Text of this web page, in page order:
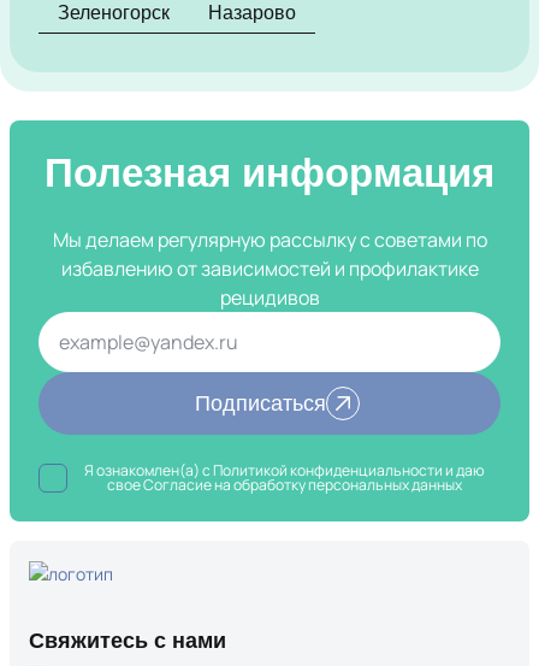
Зеленогорск
Назарово
Полезная информация
Мы делаем регулярную рассылку с советами по
избавлению от зависимостей и профилактике
рецидивов
Подписаться
Я ознакомлен(а) сПолитикой конфиденциальностии даю
свое Согласие на обработкуперсональных данных
Свяжитесь с нами